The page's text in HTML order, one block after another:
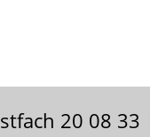
20 08